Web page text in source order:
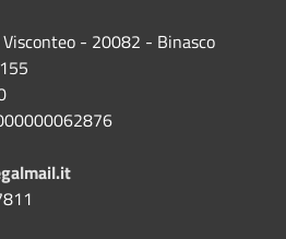
- 20082 - Binasco